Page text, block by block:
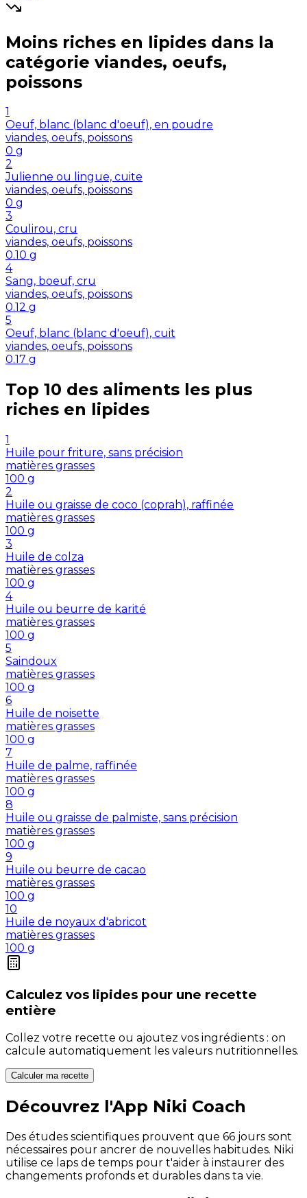
Moins riches en lipides dans la
catégorie viandes, oeufs,
poissons
1
Oeuf, blanc (blanc d'oeuf), en poudre
viandes, oeufs, poissons
0 g
2
Julienne ou lingue, cuite
viandes, oeufs, poissons
0 g
3
Coulirou, cru
viandes, oeufs, poissons
0.10 g
4
Sang, boeuf, cru
viandes, oeufs, poissons
0.12 g
5
Oeuf, blanc (blanc d'oeuf), cuit
viandes, oeufs, poissons
0.17 g
Top 10 des aliments les plus
riches en lipides
1
Huile pour friture, sans précision
matières grasses
100 g
2
Huile ou graisse de coco (coprah), raffinée
matières grasses
100 g
3
Huile de colza
matières grasses
100 g
4
Huile ou beurre de karité
matières grasses
100 g
5
Saindoux
matières grasses
100 g
6
Huile de noisette
matières grasses
100 g
7
Huile de palme, raffinée
matières grasses
100 g
8
Huile ou graisse de palmiste, sans précision
matières grasses
100 g
9
Huile ou beurre de cacao
matières grasses
100 g
10
Huile de noyaux d'abricot
matières grasses
100 g
Calculez vos lipides pour une recette
entière
Collez votre recette ou ajoutez vos ingrédients : on
calcule automatiquement les valeurs nutritionnelles.
Calculer ma recette
Découvrez l'App Niki Coach
Des études scientifiques prouvent que 66 jours sont
nécessaires pour ancrer de nouvelles habitudes. Niki
utilise ce laps de temps pour t'aider à instaurer des
changements profonds et durables dans ta vie.